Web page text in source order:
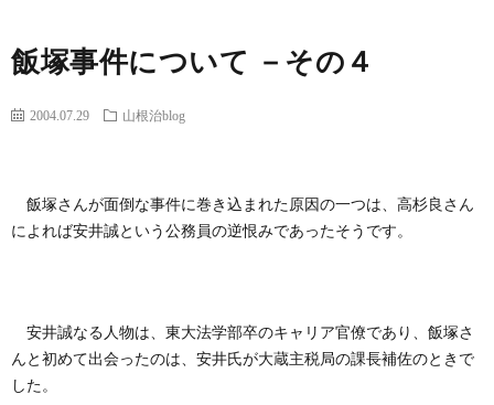
を
る
根
blog
会
案
飯塚事件について －その４
2004.07.29 山根治blog
飯塚さんが面倒な事件に巻き込まれた原因の一つは、高杉良さん
によれば安井誠という公務員の逆恨みであったそうです。
安井誠なる人物は、東大法学部卒のキャリア官僚であり、飯塚さ
んと初めて出会ったのは、安井氏が大蔵主税局の課長補佐のときで
した。